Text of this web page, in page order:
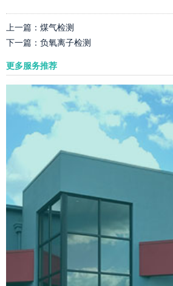
上一篇： 煤气检测
下一篇： 负氧离子检测
更多服务推荐